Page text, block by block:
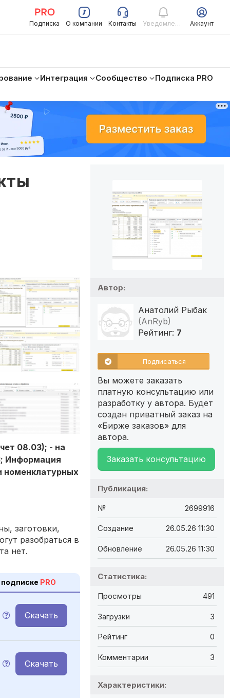
Подписка О компании Контакты Уведомления Аккаунт
Интеграция Сообщество Подписка PRO
08.03); - на
Информация
номенклатурных
заготовки,
разобраться в
нет.
PRO
Скачать
Скачать
Автор:
Анатолий Рыбак
(AnRyb)
Рейтинг: 7
Подписаться
Вы можете заказать
платную консультацию или
разработку у автора. Будет
создан приватный заказ на
«Бирже заказов» для
автора.
Заказать консультацию
Публикация:
№ 2699916
Создание 26.05.26 11:30
Обновление 26.05.26 11:30
Статистика:
Просмотры 491
Загрузки 3
Рейтинг 0
Комментарии 3
Характеристики: